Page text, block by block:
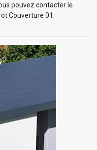
pouvez contacter le
Couverture 01.